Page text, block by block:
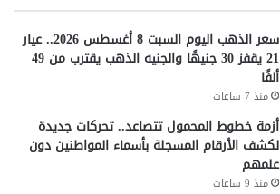
سعر الذهب اليوم السبت 8 أغسطس 2026.. عيار
21 يقفز 30 جنيهًا والجنيه الذهب يقترب من 49
ألفًا
منذ 7 ساعات
أزمة خطوط المحمول تتصاعد.. تحركات جديدة
لكشف الأرقام المسجلة بأسماء المواطنين دون
علمهم
منذ 9 ساعات